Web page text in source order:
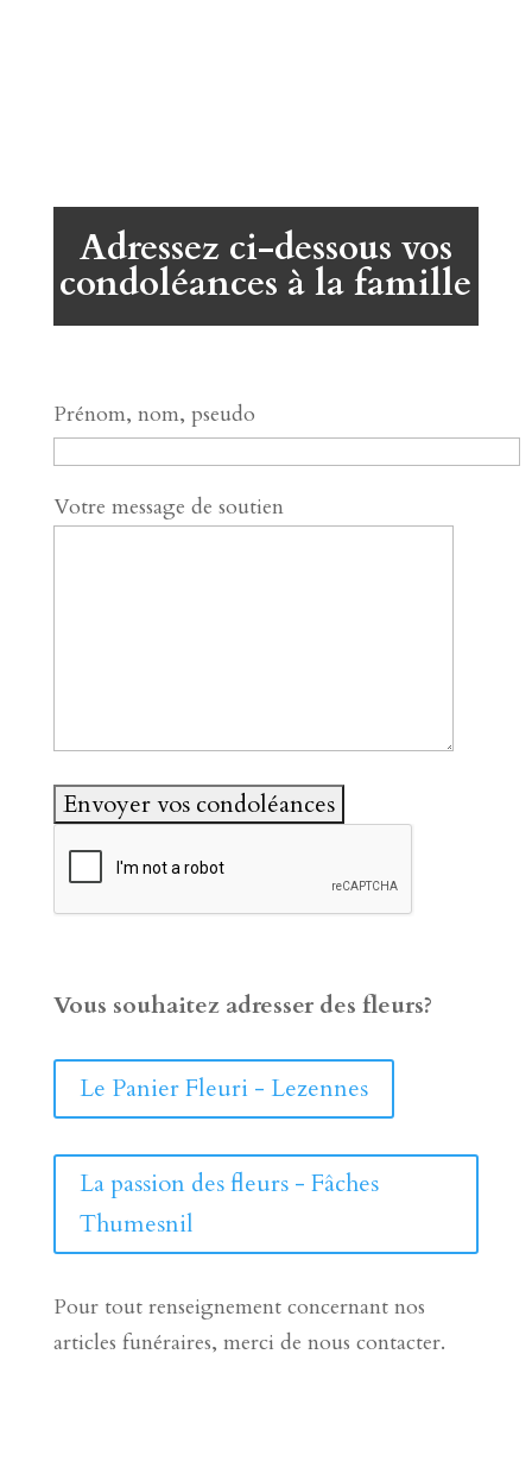
Adressez ci-dessous vos
condoléances à la famille
Prénom, nom, pseudo
Votre message de soutien
Vous souhaitez adresser des fleurs?
Le Panier Fleuri - Lezennes
La passion des fleurs - Fâches
Thumesnil
Pour tout renseignement concernant nos
articles funéraires, merci de nous contacter.